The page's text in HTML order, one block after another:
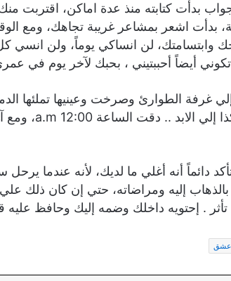
بدأت كتابته منذ عدة اماكن، اقتربت منك
بدأت اشعر بمشاعر غريبة تجاهك، ومع
تكوني أيضاً أحببتيني ، بحبك لآخر يوم في
غرفة الطوارئ وصرخت وعينيها تملئها
دائماً أنه أغلي ما لديك، لأنه عندما
بالذهاب إليه ومراضاته، حتي إن كان ذلك
. إحتويه داخلك وضمه إليك وحافظ